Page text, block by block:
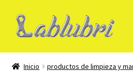
IrIr
al
Mi Cuenta
Inicio
productos de limpieza y